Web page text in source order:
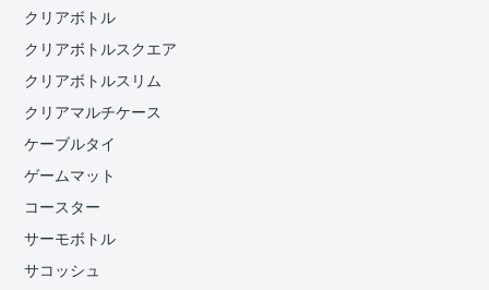
クリアボトル
クリアボトルスクエア
クリアボトルスリム
クリアマルチケース
ケーブルタイ
ゲームマット
コースター
サーモボトル
サコッシュ